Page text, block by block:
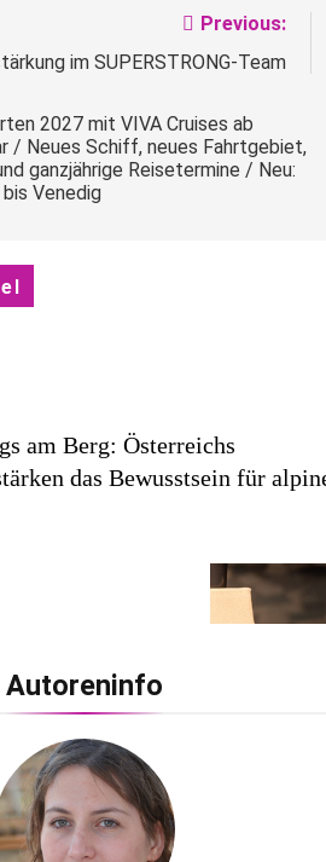
Previous:
im SUPERSTRONG-Team
2027 mit VIVA Cruises ab
/ Neues Schiff, neues Fahrtgebiet,
ganzjährige Reisetermine / Neu:
bis Venedig
am Berg: Österreichs
das Bewusstsein für
/ medi präsentiert
für die medizinische
Autoreninfo